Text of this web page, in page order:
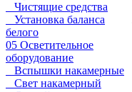
Чистящие средства
Установка баланса
белого
05 Осветительное
оборудование
Вспышки накамерные
Свет накамерный